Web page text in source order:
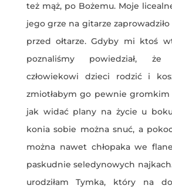
też mąż, po Bożemu. Moje
jego grze na gitarze
przed ołtarze. Gdyby mi ktoś
poznaliśmy powiedział,
człowiekowi dzieci rodzić i
zmiotłabym go pewnie gromkim
jak widać plany na życie u
konia sobie można snuć, a
można nawet chłopaka we
paskudnie seledynowych
urodziłam Tymka, który na